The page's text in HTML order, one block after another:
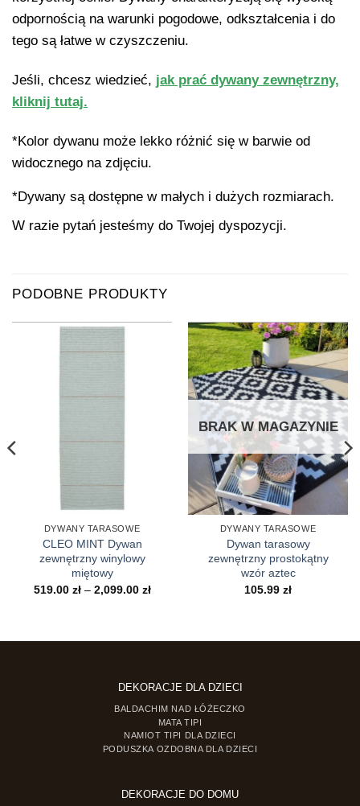
odpornością na warunki pogodowe, odkształcenia i do
tego są łatwe w czyszczeniu.
Jeśli, chcesz wiedzieć, jak prać dywany zewnętrzny,
kliknij tutaj.
*Kolor dywanu może lekko różnić się w barwie od
widocznego na zdjęciu.
*Dywany są dostępne w małych i dużych rozmiarach.
W razie pytań jesteśmy do Twojej dyspozycji.
PODOBNE PRODUKTY
DYWANY TARASOWE
CLEO MINT Dywan
zewnętrzny winylowy
miętowy
519.00 zł – 2,099.00 złZakres
2,099.00 zł
BRAK W MAGAZYNIE
DYWANY TARASOWE
Dywan tarasowy
zewnętrzny prostokątny
wzór aztec
105.99 zł
DEKORACJE DLA DZIECI
BALDACHIM NAD ŁÓŻECZKO
MATA TIPI
NAMIOT TIPI DLA DZIECI
PODUSZKA OZDOBNA DLA DZIECI
DEKORACJE DO DOMU